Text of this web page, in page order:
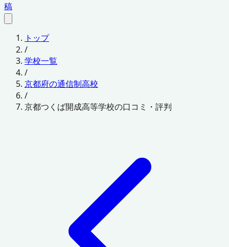
稿
トップ
/
学校一覧
/
京都府の通信制高校
/
京都つくば開成高等学校の口コミ・評判